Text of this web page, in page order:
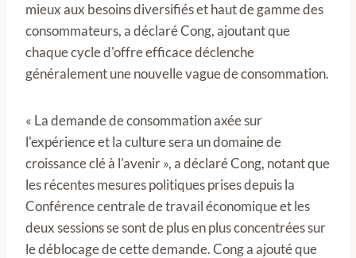
mieux aux besoins diversifiés et haut de gamme des
consommateurs, a déclaré Cong, ajoutant que
chaque cycle d'offre efficace déclenche
généralement une nouvelle vague de consommation.
« La demande de consommation axée sur
l'expérience et la culture sera un domaine de
croissance clé à l'avenir », a déclaré Cong, notant que
les récentes mesures politiques prises depuis la
Conférence centrale de travail économique et les
deux sessions se sont de plus en plus concentrées sur
le déblocage de cette demande. Cong a ajouté que